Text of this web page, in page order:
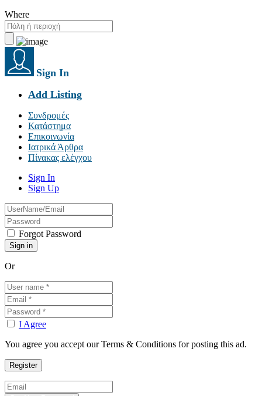
Where
Sign In
Add Listing
Συνδρομές
Κατάστημα
Επικοινωνία
Ιατρικά Άρθρα
Πίνακας ελέγχου
Sign In
Sign Up
Forgot Password
Or
I Agree
You agree you accept our Terms & Conditions for posting this ad.